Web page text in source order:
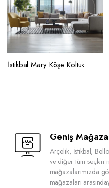
İstikbal Mary Köşe Koltuk
Geniş
Arçelik, İstikbal,
ve diğer tüm seçkin
mağazalarımızda
mağazaları